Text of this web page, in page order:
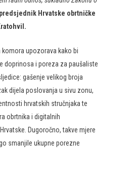
predsjednik Hrvatske obrtničke
komora upozorava kako bi
doprinosa i poreza za paušaliste
gašenje velikog broja
dijela poslovanja u sivu zonu,
hrvatskih stručnjaka te
obrtnika i digitalnih
Dugoročno, takve mjere
smanjile ukupne porezne